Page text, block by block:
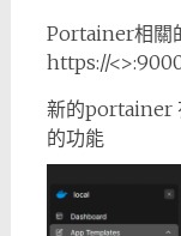
Portainer相關
https://
新的portainer
的功能